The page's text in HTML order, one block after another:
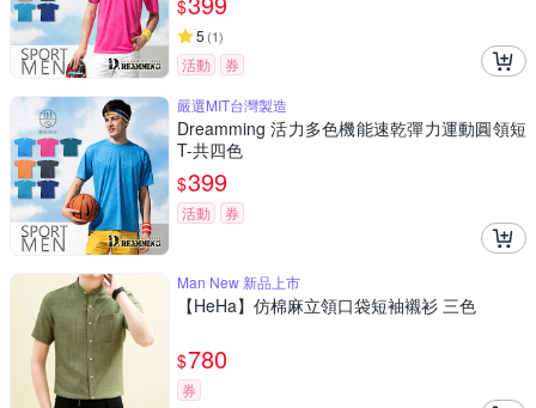
$
5 (1)
活動
券
嚴選MIT台灣製造
Dreamming 活力多色機能速乾彈力運動圓領短
T-共四色
$399
活動 券
Man New 新品上市
【HeHa】仿棉麻立領口袋短袖襯衫 三色
$780
券